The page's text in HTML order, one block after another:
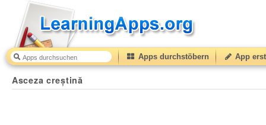
Apps durchstöbern App
Asceza creștină